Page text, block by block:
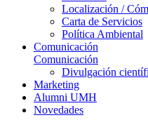
Localización /
Carta de Servicios
Política Ambiental
Comunicación
Comunicación
Divulgación
Marketing
Alumni UMH
Novedades